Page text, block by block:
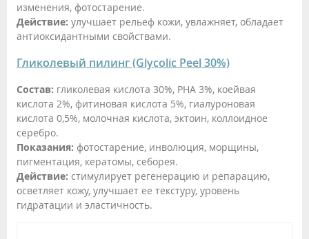
изменения, фотостарение.
Действие: улучшает рельеф кожи, увлажняет, обладает
антиоксидантными свойствами.
Гликолевый пилинг (Glycolic Peel 30%)
Состав: гликолевая кислота 30%, РНА 3%, коейвая
кислота 2%, фитиновая кислота 5%, гиалуроновая
кислота 0,5%, молочная кислота, эктоин, коллоидное
серебро.
Показания: фотостарение, инволюция, морщины,
пигментация, кератомы, себорея.
Действие: стимулирует регенерацию и репарацию,
осветляет кожу, улучшает ее текстуру, уровень
гидратации и эластичность.